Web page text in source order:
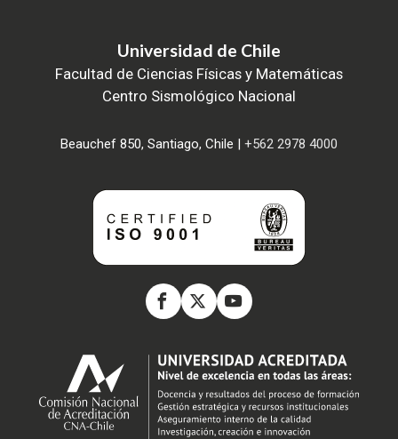
Universidad de Chile
Facultad de Ciencias Físicas y Matemáticas
Centro Sismológico Nacional
Beauchef 850, Santiago, Chile | +562 2978 4000